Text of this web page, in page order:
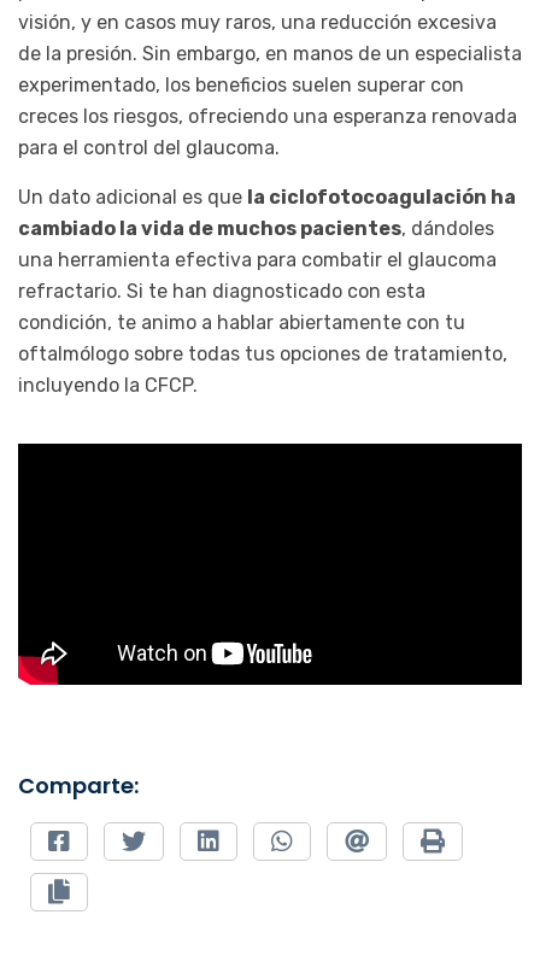
visión, y en casos muy raros, una reducción excesiva
de la presión. Sin embargo, en manos de un especialista
experimentado, los beneficios suelen superar con
creces los riesgos, ofreciendo una esperanza renovada
para el control del glaucoma.
Un dato adicional es que la ciclofotocoagulación ha
cambiado la vida de muchos pacientes, dándoles
una herramienta efectiva para combatir el glaucoma
refractario. Si te han diagnosticado con esta
condición, te animo a hablar abiertamente con tu
oftalmólogo sobre todas tus opciones de tratamiento,
incluyendo la CFCP.
Comparte: